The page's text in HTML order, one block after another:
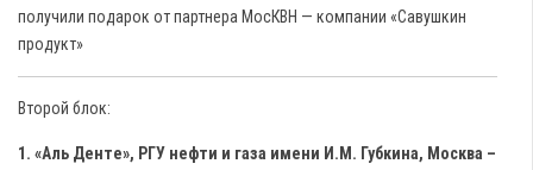
получили подарок от партнера МосКВН — компании «Савушкин
продукт»
Второй блок:
1. «Аль Денте», РГУ нефти и газа имени И.М. Губкина, Москва –